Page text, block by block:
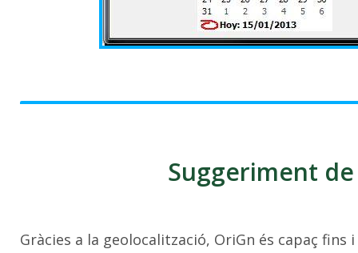
Suggeriment
Gràcies a la geolocalització, OriGn és capaç